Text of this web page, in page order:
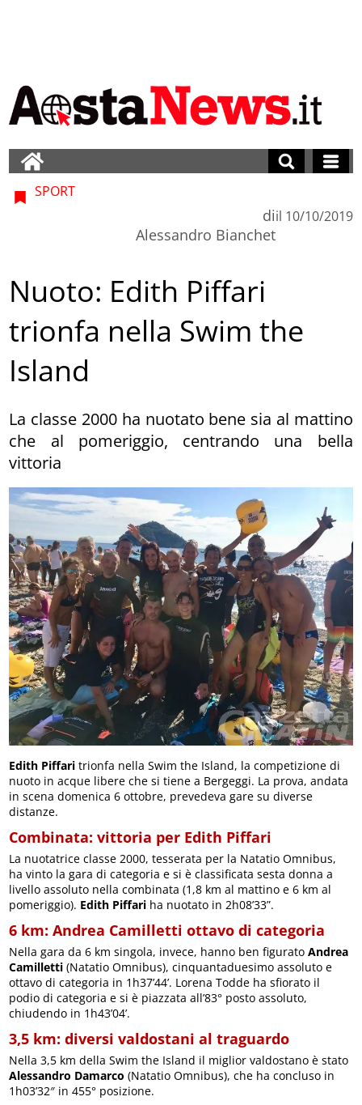
SPORT
di
Alessandro Bianchet
il 10/10/2019
Nuoto: Edith Piffari
trionfa nella Swim the
Island
La classe 2000 ha nuotato bene sia al mattino
che al pomeriggio, centrando una bella
vittoria
Edith Piffari trionfa nella Swim the Island, la competizione di
nuoto in acque libere che si tiene a Bergeggi. La prova, andata
in scena domenica 6 ottobre, prevedeva gare su diverse
distanze.
Combinata: vittoria per Edith Piffari
La nuotatrice classe 2000, tesserata per la Natatio Omnibus,
ha vinto la gara di categoria e si è classificata sesta donna a
livello assoluto nella combinata (1,8 km al mattino e 6 km al
pomeriggio). Edith Piffari ha nuotato in 2h08’33”.
6 km: Andrea Camilletti ottavo di categoria
Nella gara da 6 km singola, invece, hanno ben figuratoAndrea
Camilletti (Natatio Omnibus), cinquantaduesimo assoluto e
ottavo di categoria in 1h37’44’. Lorena Todde ha sfiorato il
podio di categoria e si è piazzata all’83° posto assoluto,
chiudendo in 1h43’04’.
3,5 km: diversi valdostani al traguardo
Nella 3,5 km della Swim the Island il miglior valdostano è stato
Alessandro Damarco (Natatio Omnibus), che ha concluso in
1h03’32″ in 455° posizione.